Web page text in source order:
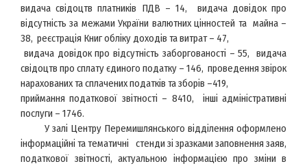
видача свідоцтв платників ПДВ – 14, видача довідок про
відсутність за межами України валютних цінностей та майна –
38, реєстрація Книг обліку доходів та витрат – 47,
видача довідок про відсутність заборгованості – 55, видача
свідоцтв про сплату єдиного податку – 146, проведення звірок
нарахованих та сплачених податків та зборів –419,
приймання податкової звітності – 8410, інші адміністративні
послуги – 1746.
У залі Центру Перемишлянського відділення оформлено
інформаційні та тематичні
стенди зі зразками заповнення заяв,
податкової звітності, актуальною інформацією про зміни в